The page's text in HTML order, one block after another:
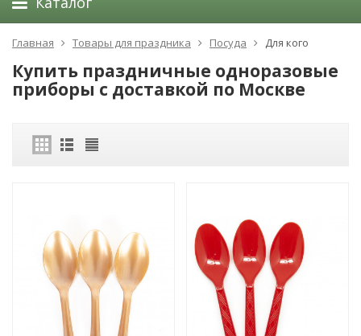
Главная Товары для праздника Посуда Для кого
Купить праздничные одноразовые
приборы с доставкой по Москве